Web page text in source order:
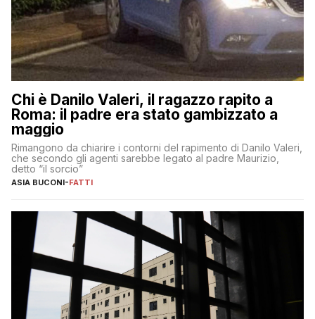
Chi è Danilo Valeri, il ragazzo rapito a
Roma: il padre era stato gambizzato a
maggio
Rimangono da chiarire i contorni del rapimento di Danilo Valeri,
che secondo gli agenti sarebbe legato al padre Maurizio,
detto “il sorcio”
ASIA BUCONI-FATTI